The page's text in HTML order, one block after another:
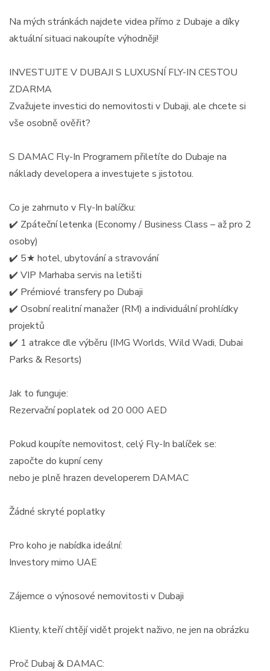
Na mých stránkách najdete videa přímo z Dubaje a díky
aktuální situaci nakoupíte výhodněji!
INVESTUJTE V DUBAJI S LUXUSNÍ FLY-IN CESTOU
ZDARMA
Zvažujete investici do nemovitosti v Dubaji, ale chcete si
vše osobně ověřit?
S DAMAC Fly-In Programem přiletíte do Dubaje na
náklady developera a investujete s jistotou.
Co je zahrnuto v Fly-In balíčku:
✔️ Zpáteční letenka (Economy / Business Class – až pro 2
osoby)
✔️ 5★ hotel, ubytování a stravování
✔️ VIP Marhaba servis na letišti
✔️ Prémiové transfery po Dubaji
✔️ Osobní realitní manažer (RM) a individuální prohlídky
projektů
✔️ 1 atrakce dle výběru (IMG Worlds, Wild Wadi, Dubai
Parks & Resorts)
Jak to funguje:
Rezervační poplatek od 20 000 AED
Pokud koupíte nemovitost, celý Fly-In balíček se:
započte do kupní ceny
nebo je plně hrazen developerem DAMAC
Žádné skryté poplatky
Pro koho je nabídka ideální:
Investory mimo UAE
Zájemce o výnosové nemovitosti v Dubaji
Klienty, kteří chtějí vidět projekt naživo, ne jen na obrázku
Proč Dubaj & DAMAC: